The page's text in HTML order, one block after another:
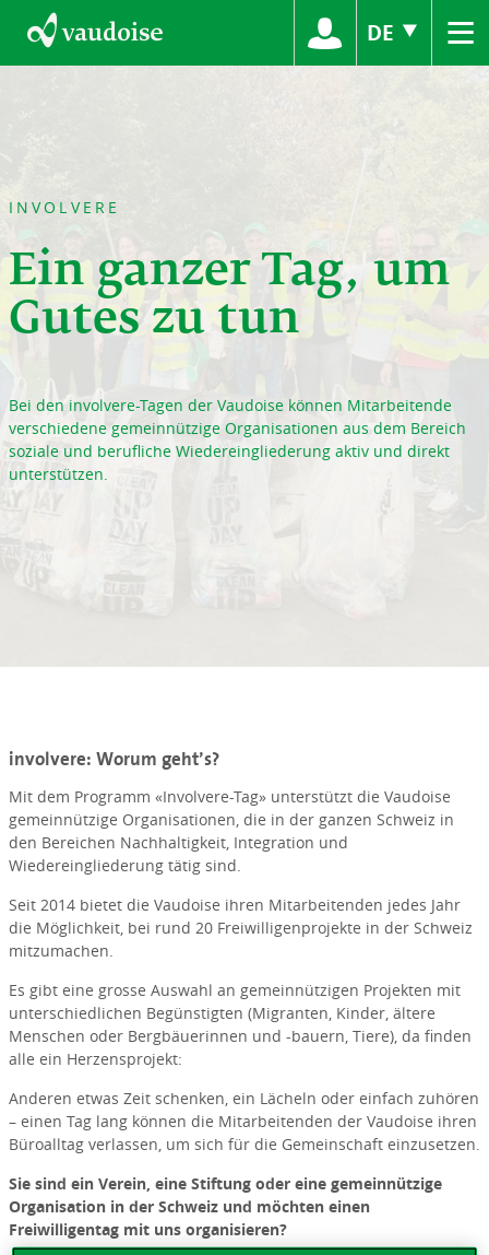
DE ≡
INVOLVERE
Ein ganzer Tag, um
Gutes zu tun
Bei den involvere-Tagen der Vaudoise können Mitarbeitende
verschiedene gemeinnützige Organisationen aus dem Bereich
soziale und berufliche Wiedereingliederung aktiv und direkt
unterstützen.
involvere: Worum geht’s?
Mit dem Programm «Involvere-Tag» unterstützt die Vaudoise
gemeinnützige Organisationen, die in der ganzen Schweiz in
den Bereichen Nachhaltigkeit, Integration und
Wiedereingliederung tätig sind.
Seit 2014 bietet die Vaudoise ihren Mitarbeitenden jedes Jahr
die Möglichkeit, bei rund 20 Freiwilligenprojekte in der Schweiz
mitzumachen.
Es gibt eine grosse Auswahl an gemeinnützigen Projekten mit
unterschiedlichen Begünstigten (Migranten, Kinder, ältere
Menschen oder Bergbäuerinnen und -bauern, Tiere), da finden
alle ein Herzensprojekt:
Anderen etwas Zeit schenken, ein Lächeln oder einfach zuhören
– einen Tag lang können die Mitarbeitenden der Vaudoise ihren
Büroalltag verlassen, um sich für die Gemeinschaft einzusetzen.
Sie sind ein Verein, eine Stiftung oder eine gemeinnützige
Organisation in der Schweiz und möchten einen
Freiwilligentag mit uns organisieren?